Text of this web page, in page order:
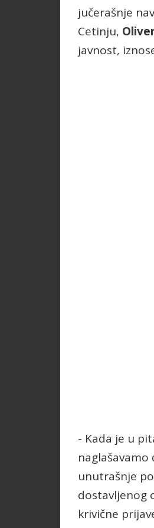
jučerašnje
Cetinju,
javnost,
- Kada je u
unutrašnje
dostavljenog
krivične